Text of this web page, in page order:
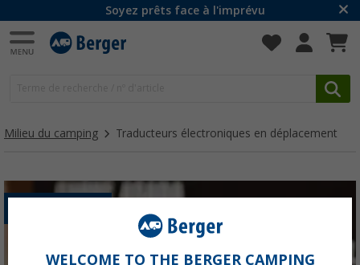
Soyez prêts face à l'imprévu
Milieu du camping Traducteurs électroniques en déplacement
WELCOME TO THE BERGER CAMPING